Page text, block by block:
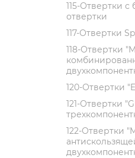
115-Отвертки
отвертки
117-Отвертки
118-Отвертки
120-Отвертки
121-Отвертки
122-Отвертки